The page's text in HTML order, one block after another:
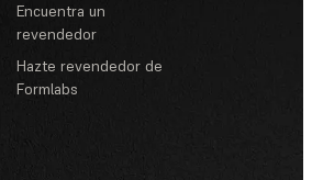
Encuentra un
revendedor
Hazte revendedor de
Formlabs